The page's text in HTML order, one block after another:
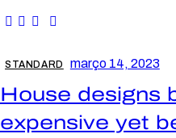
STANDARD março 14, 2023
House designs
expensive yet